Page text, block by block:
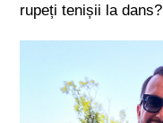
rupeți tenișii la dans?